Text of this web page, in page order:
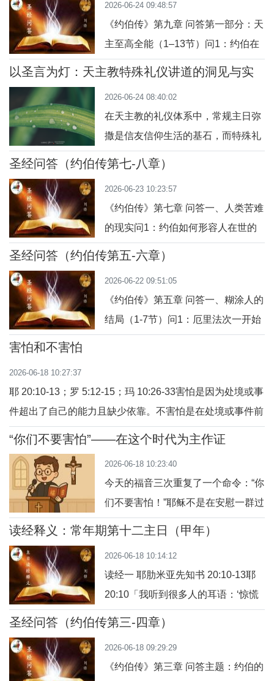
谷地（靠近今天的
他是三人中最为严厉、最不宽容的，
他指责约伯多言无知，断定约伯的苦
难是罪有应得（11:1）。问2：左法
尔如何评价约伯的言语？答：他称约
3），质
2026-06-24 09:48:57
《约伯传》第九章 问答第一部分：天
主至高全能（1–13节）问1：约伯在
这一章开头表达了怎样的信念？答：
节），表示他相信天主的正义，却也
深感人在天主面前的渺小与无能。问
2：约伯怎样描绘天主的能力？答：
他以宏伟壮观的自然图像描绘天主的
以圣言为灯：天主教特殊礼仪讲道的洞见与实
践
2026-06-24 08:40:02
在天主教的礼仪体系中，常规主日弥
撒是信友信仰生活的基石，而特殊礼
仪则是教会在人生关键节点为信友点
配圣事、陪伴生命谢幕的丧葬礼仪，
还是引导灵魂悔改的告解礼仪，这些
特殊时刻的讲道，不仅是对天主圣言
的阐释，更是对信友当下生命处境的
圣经问答（约伯传第七-八章）
2026-06-23 10:23:57
《约伯传》第七章 问答一、人类苦难
的现实问1：约伯如何形容人在世的
生活？答：约伯把人生比作服兵役或
（7:1-2）。这是形容人生活在痛苦与
期盼解脱之间的无奈。问2：约伯在
夜晚的感受如何？答：他整夜辗转反
与焦虑的状态。问
圣经问答（约伯传第五-六章）
2026-06-22 09:51:05
《约伯传》第五章 问答一、糊涂人的
结局（1-7节）问1：厄里法次一开始
（即愚人）最终将因怒气和愚昧而自
取灭亡。问2：他怎样描述愚人的命
运？答：即使愚人一时看似根深蒂
践踏，无人援助
害怕和不害怕
2026-06-18 10:27:37
耶 20:10-13；罗 5:12-15；玛 10:26-33害怕是因为处境或事
件超出了自己的能力且缺少依靠。不害怕是在处境或事件前
有能力且有靠山。主耶稣基督就是我们基督徒的靠山，祂陪
择，信靠天主，瞩目永生。1、害怕与不害怕“你们不要害怕
他们，因为没有遮掩的事，将来不被揭露的…
“你们不要害怕”——在这个时代为主作证
2026-06-18 10:23:40
今天的福音三次重复了一个命令：“你
们不要害怕！”耶稣不是在安慰一群过
着平静日子的门徒，而是预备他们面
福音，是“宗徒差遣训言”的一部分，
正如我们今天身处世界中，面对越来
越多信仰上的压力、误解甚至排斥，
我们也需要重新聆听耶稣的话：“不要
读经释义：常年期第十二主日（甲年）
2026-06-18 10:14:12
读经一 耶肋米亚先知书 20:10-13耶
20:10「我听到很多人的耳语：‘惊慌
四起！你们揭发谁，我们就必对他提
先知在被帕市胡尔（见20:1-2）羞辱
之后的内心独白。耶肋米亚因为讲述
圣经问答（约伯传第三-四章）
2026-06-18 09:29:29
《约伯传》第三章 问答主题：约伯的